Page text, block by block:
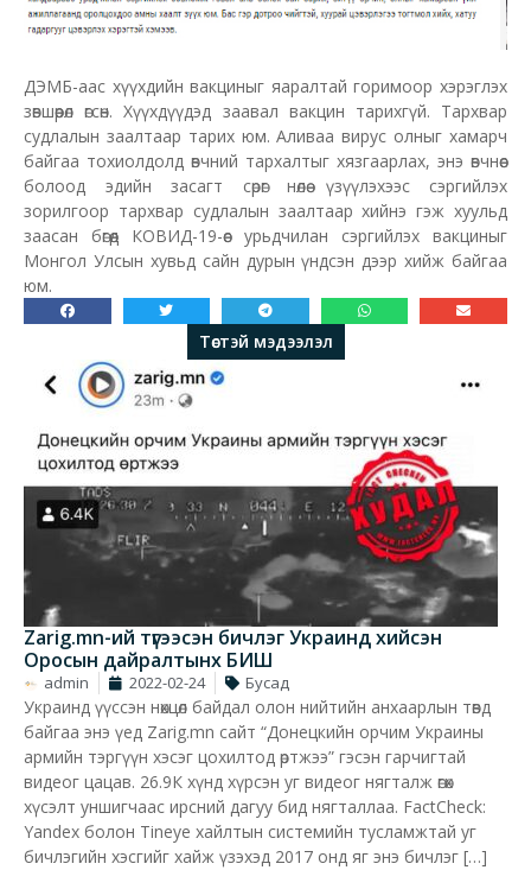
ДЭМБ-аас хүүхдийн вакциныг яаралтай горимоор хэрэглэх
зөвшөөрөл өгсөн. Хүүхдүүдэд заавал вакцин тарихгүй. Тархвар
судлалын заалтаар тарих юм. Аливаа вирус олныг хамарч
байгаа тохиолдолд өвчний тархалтыг хязгаарлах, энэ өвчнөөс
болоод эдийн засагт сөрөг нөлөө үзүүлэхээс сэргийлэх
зорилгоор тархвар судлалын заалтаар хийнэ гэж хуульд
заасан бөгөөд КОВИД-19-өөс урьдчилан сэргийлэх вакциныг
Монгол Улсын хувьд сайн дурын үндсэн дээр хийж байгаа
юм.
Төстэй мэдээлэл
Zarig.mn-ий түгээсэн бичлэг Украинд хийсэн
Оросын дайралтынх БИШ
admin 2022-02-24 Бусад
Украинд үүссэн нөхцөл байдал олон нийтийн анхаарлын төвд
байгаа энэ үед Zarig.mn сайт “Донецкийн орчим Украины
армийн тэргүүн хэсэг цохилтод өртжээ” гэсэн гарчигтай
видеог цацав. 26.9К хүнд хүрсэн уг видеог нягталж өгөх
хүсэлт уншигчаас ирсний дагуу бид нягталлаа. FactCheck:
Yandex болон Tineye хайлтын системийн тусламжтай уг
бичлэгийн хэсгийг хайж үзэхэд 2017 онд яг энэ бичлэг […]